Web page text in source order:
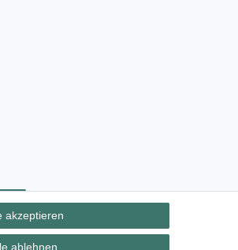
Kontakt
akzeptieren
ablehnen